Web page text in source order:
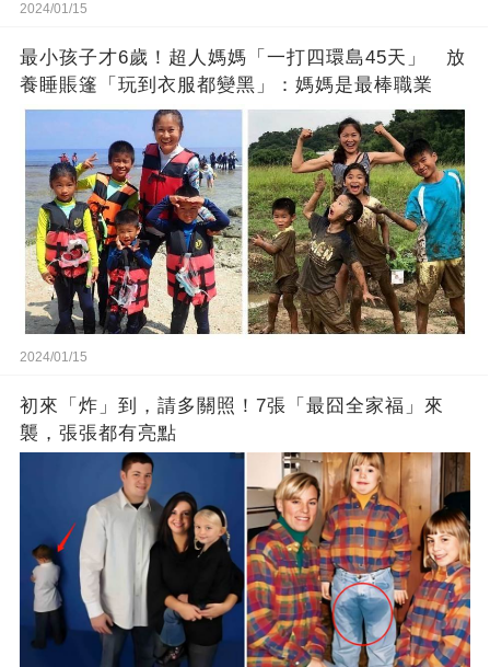
2024/01/15
最小孩子才6歲！超人媽媽「一打四環島45天」 放
養睡賬篷「玩到衣服都變黑」：媽媽是最棒職業
2024/01/15
初來「炸」到，請多關照！7張「最囧全家福」來
襲，張張都有亮點